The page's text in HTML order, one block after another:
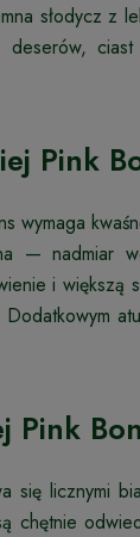
słodycz z
deserów,
Pink
wymaga
— nadmiar
i
Pink
licznymi
chętnie